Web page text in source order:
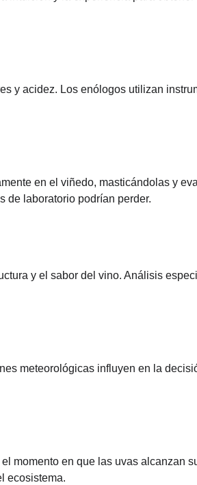
y acidez. Los enólogos utilizan
en el viñedo, masticándolas y
de laboratorio podrían perder.
y el sabor del vino. Análisis
meteorológicas influyen en la
momento en que las uvas alcanzan
ecosistema.